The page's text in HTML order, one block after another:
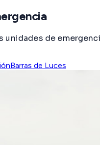
unidades de
Barras de Luces